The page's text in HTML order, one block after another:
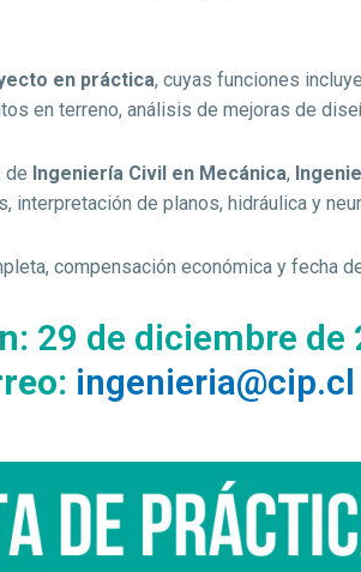
en práctica, cuyas funciones
en terreno, análisis de mejoras de
de Ingeniería Civil en Mecánica,
de planos, hidráulica y
compensación económica y fecha
29 de diciembre de
ingenieria@cip.cl